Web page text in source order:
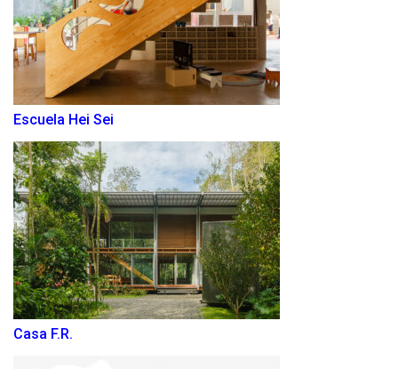
Escuela Hei Sei
Casa F.R.